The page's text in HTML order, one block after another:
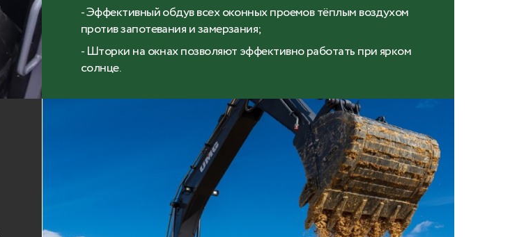
- Эффективный обдув всех оконных проемов тёплым воздухом
против запотевания и замерзания;
- Шторки на окнах позволяют эффективно работать при ярком
солнце.